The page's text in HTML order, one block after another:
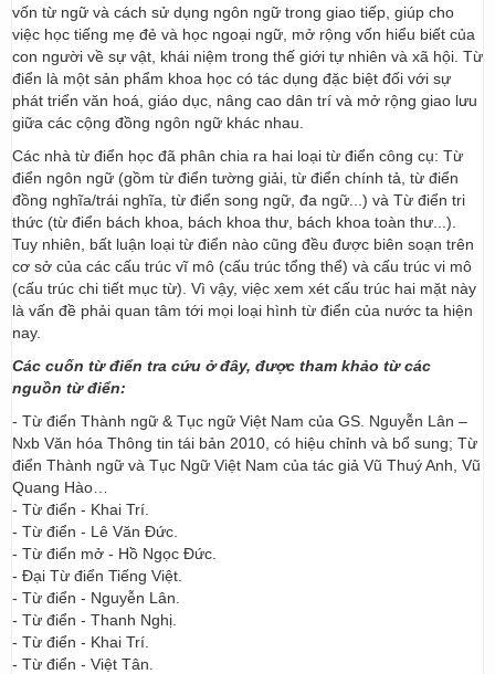
vốn từ ngữ và cách sử dụng ngôn ngữ trong giao tiếp, giúp cho
việc học tiếng mẹ đẻ và học ngoại ngữ, mở rộng vốn hiểu biết của
con người về sự vật, khái niệm trong thế giới tự nhiên và xã hội. Từ
điển là một sản phẩm khoa học có tác dụng đặc biệt đối với sự
phát triển văn hoá, giáo dục, nâng cao dân trí và mở rộng giao lưu
giữa các cộng đồng ngôn ngữ khác nhau.
Các nhà từ điển học đã phân chia ra hai loại từ điển công cụ: Từ
điển ngôn ngữ (gồm từ điển tường giải, từ điển chính tả, từ điển
đồng nghĩa/trái nghĩa, từ điển song ngữ, đa ngữ...) và Từ điển tri
thức (từ điển bách khoa, bách khoa thư, bách khoa toàn thư...).
Tuy nhiên, bất luận loại từ điển nào cũng đều được biên soạn trên
cơ sở của các cấu trúc vĩ mô (cấu trúc tổng thể) và cấu trúc vi mô
(cấu trúc chi tiết mục từ). Vì vậy, việc xem xét cấu trúc hai mặt này
là vấn đề phải quan tâm tới mọi loại hình từ điển của nước ta hiện
nay.
Các cuốn từ điển tra cứu ở đây, được tham khảo từ các
nguồn từ điển:
- Từ điển Thành ngữ & Tục ngữ Việt Nam của GS. Nguyễn Lân –
Nxb Văn hóa Thông tin tái bản 2010, có hiệu chỉnh và bổ sung; Từ
điển Thành ngữ và Tục Ngữ Việt Nam của tác giả Vũ Thuý Anh, Vũ
Quang Hào…
- Từ điển - Khai Trí.
- Từ điển - Lê Văn Đức.
- Từ điển mở - Hồ Ngọc Đức.
- Đại Từ điển Tiếng Việt.
- Từ điển - Nguyễn Lân.
- Từ điển - Thanh Nghị.
- Từ điển - Khai Trí.
- Từ điển - Việt Tân.